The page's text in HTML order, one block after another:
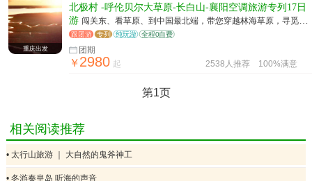
重庆出发
北极村 -呼伦贝尔大草原-长白山-襄阳空调旅游专列17日
游 闯关东、看草原、到中国最北端，带您穿越林海草原，寻觅大
海神山！！
跟团游 专列 纯玩游 全程0自费
团期
￥2980 起 2538人推荐 100%满意
第1页
相关阅读推荐
• 太行山旅游 ｜ 大自然的鬼斧神工
• 冬游秦皇岛 听海的声音